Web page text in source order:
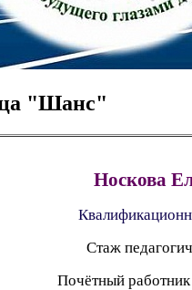
"Шанс"
Носкова
Стаж
Почётный